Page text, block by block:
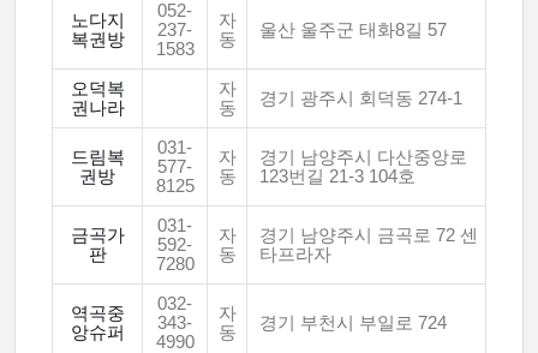
노다지
복권방
052-
237-
1583
자
동
울산 울주군 태화8길 57
오덕복
권나라
자
동
경기 광주시 회덕동 274-1
드림복
권방
031-
577-
8125
자
동
경기 남양주시 다산중앙로
123번길 21-3 104호
금곡가
판
031-
592-
7280
자
동
경기 남양주시 금곡로 72 센
타프라자
역곡중
앙슈퍼
032-
343-
4990
자
동
경기 부천시 부일로 724